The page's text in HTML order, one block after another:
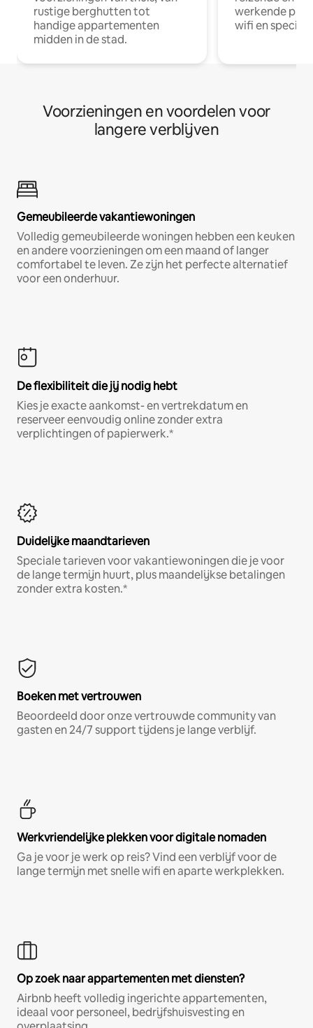
rustige berghutten tot
handige appartementen
midden in de stad.
werkende
wifi en
Voorzieningen en voordelen voor
langere verblijven
Gemeubileerde vakantiewoningen
Volledig gemeubileerde woningen hebben een keuken
en andere voorzieningen om een maand of langer
comfortabel te leven. Ze zijn het perfecte alternatief
voor een onderhuur.
De flexibiliteit die jij nodig hebt
Kies je exacte aankomst- en vertrekdatum en
reserveer eenvoudig online zonder extra
verplichtingen of papierwerk.*
Duidelijke maandtarieven
Speciale tarieven voor vakantiewoningen die je voor
de lange termijn huurt, plus maandelijkse betalingen
zonder extra kosten.*
Boeken met vertrouwen
Beoordeeld door onze vertrouwde community van
gasten en 24/7 support tijdens je lange verblijf.
Werkvriendelijke plekken voor digitale nomaden
Ga je voor je werk op reis? Vind een verblijf voor de
lange termijn met snelle wifi en aparte werkplekken.
Op zoek naar appartementen met diensten?
Airbnb heeft volledig ingerichte appartementen,
ideaal voor personeel, bedrijfshuisvesting en